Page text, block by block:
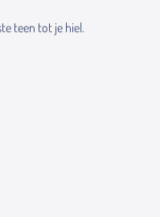
teen tot je hiel.